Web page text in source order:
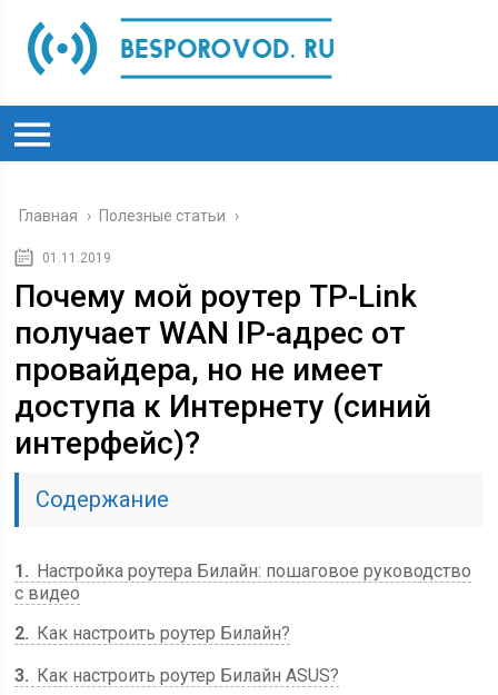
Главная › Полезные статьи ›
01.11.2019
Почему мой роутер TP-Link
получает WAN IP-адрес от
провайдера, но не имеет
доступа к Интернету (синий
интерфейс)?
Содержание
1
Настройка роутера Билайн: пошаговое руководство
с видео
2
Как настроить роутер Билайн?
3
Как настроить роутер Билайн ASUS?